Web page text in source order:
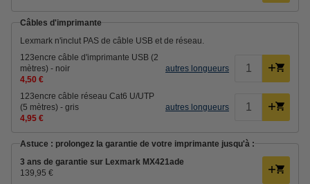
Câbles d'imprimante
Lexmark n'inclut PAS de câble USB et de réseau.
123encre câble d'imprimante USB (2
mètres) - noir
4,50 €
autres longueurs
123encre câble réseau Cat6 U/UTP
(5 mètres) - gris
4,95 €
autres longueurs
Astuce : prolongez la garantie de votre imprimante jusqu'à :
3 ans de garantie sur Lexmark MX421ade
139,95 €